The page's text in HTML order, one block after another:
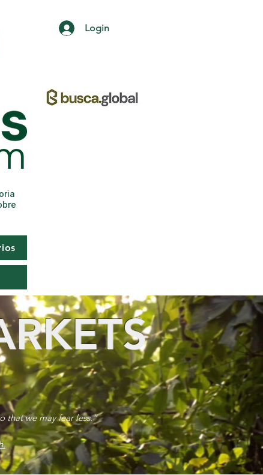
Login
that we may fear less.”